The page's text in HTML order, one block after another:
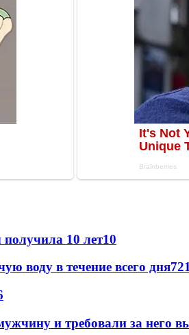
10 лет10
воду в течение всего дня7
и требовали за него